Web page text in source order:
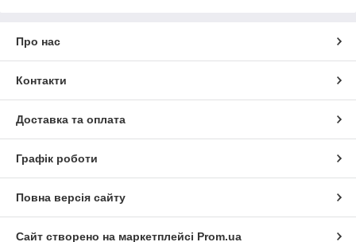
Про нас
Контакти
Доставка та оплата
Графік роботи
Повна версія сайту
Сайт створено на маркетплейсі Prom.ua